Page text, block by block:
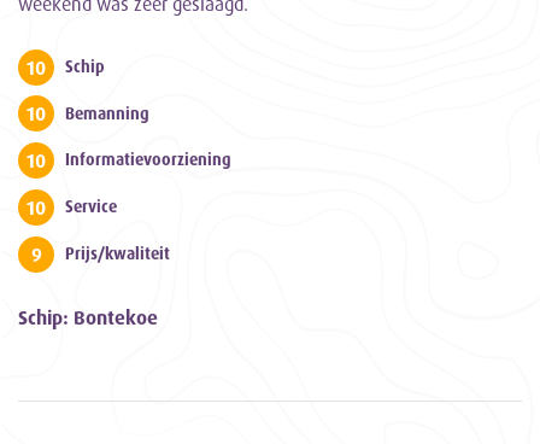
10 Schip
10 Bemanning
10 Informatievoorziening
10 Service
9 Prijs/kwaliteit
Schip: Bontekoe